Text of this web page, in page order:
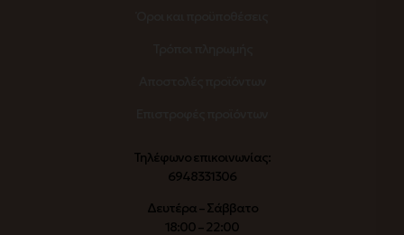
Τηλέφωνο επικοινωνίας:
6948331306
Δευτέρα – Σάββατο
18:00 – 22:00